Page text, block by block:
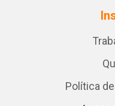
Política